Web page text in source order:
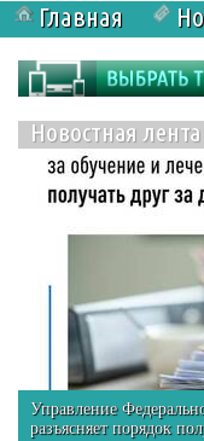
Главная
Форма поиска
Новостная лента
Управление
разъясняет порядок